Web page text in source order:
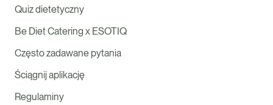
Quiz dietetyczny
Be Diet Catering x ESOTIQ
Często zadawane pytania
Ściągnij aplikację
Regulaminy